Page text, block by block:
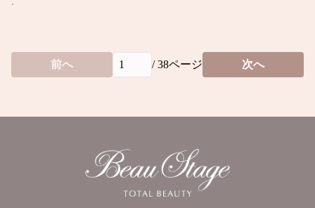
前へ /38ページ 次へ